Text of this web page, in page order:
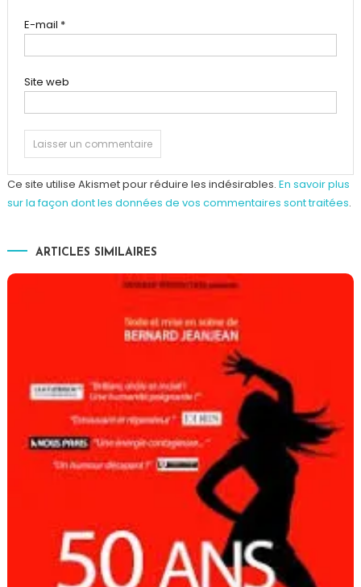
E-mail *
Site web
Ce site utilise Akismet pour réduire les indésirables. En savoir plus
sur la façon dont les données de vos commentaires sont traitées.
ARTICLES SIMILAIRES